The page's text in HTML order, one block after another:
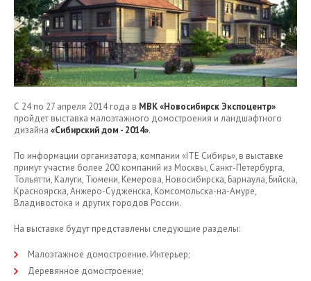
С 24 по 27 апреля 2014 года в МВК «Новосибирск Экспоцентр»
пройдет выставка малоэтажного домостроения и ландшафтного
дизайна «Сибирский дом - 2014».
По информации организатора, компании «ITE Сибирь», в выставке
примут участие более 200 компаний из Москвы, Санкт-Петербурга,
Тольятти, Калуги, Тюмени, Кемерова, Новосибирска, Барнаула, Бийска,
Красноярска, Анжеро-Судженска, Комсомольска-на-Амуре,
Владивостока и других городов России.
На выставке будут представлены следующие разделы:
Малоэтажное домостроение. Интерьер;
Деревянное домостроение;